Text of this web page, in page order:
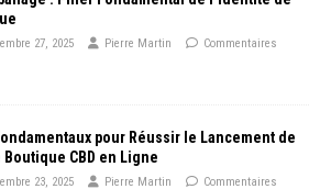
27, 2025 Pierre Martin
Commentaires
pour Réussir le Lancement de
Boutique CBD en Ligne
23, 2025 Pierre Martin
Commentaires